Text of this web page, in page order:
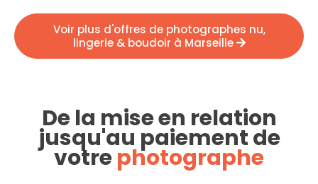
Voir plus d'offres de photographes nu,
lingerie & boudoir à Marseille
De la mise en relation
jusqu'au paiement de
votrephotographe